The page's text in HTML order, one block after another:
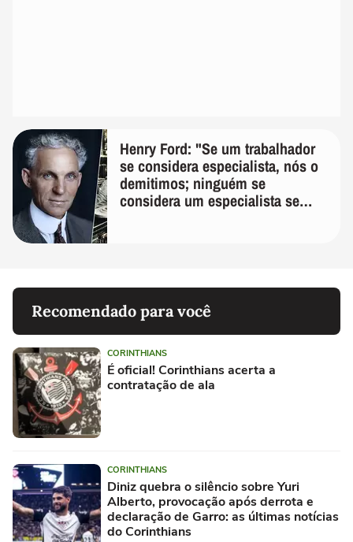
Henry Ford: "Se um trabalhador
se considera especialista, nós o
demitimos; ninguém se
considera um especialista se
Recomendado para você
CORINTHIANS
É oficial! Corinthians acerta a
contratação de ala
CORINTHIANS
Diniz quebra o silêncio sobre Yuri
Alberto, provocação após derrota e
declaração de Garro: as últimas notícias
do Corinthians